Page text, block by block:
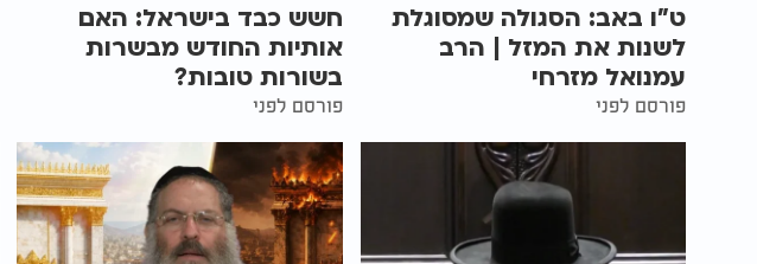
ט"ו באב: הסגולה שמסוגלת
לשנות את המזל | הרב
עמנואל מזרחי
פורסם לפני
חשש כבד בישראל: האם
אותיות החודש מבשרות
בשורות טובות?
פורסם לפני